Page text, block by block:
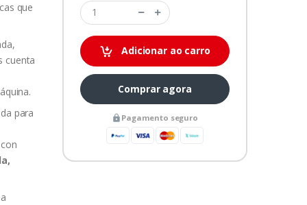
que
cuenta
para
Adicionar ao carro
Comprar agora
Pagamento seguro